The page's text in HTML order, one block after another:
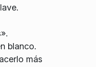
blanco.
más